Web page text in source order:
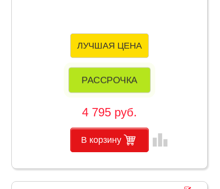
ЛУЧШАЯ ЦЕНА
РАССРОЧКА
4 795 руб.
В корзину leaderboard